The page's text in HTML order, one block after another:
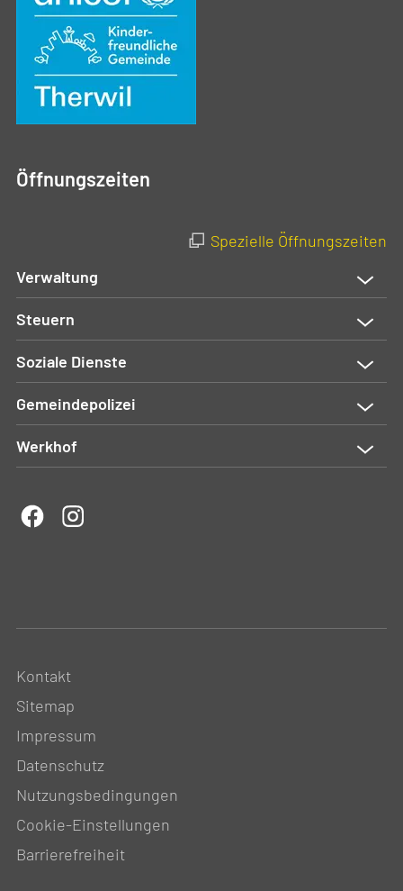
Öffnungszeiten
Spezielle Öffnungszeiten
Verwaltung
Steuern
Soziale Dienste
Gemeindepolizei
Werkhof
Kontakt
Sitemap
Impressum
Datenschutz
Nutzungsbedingungen
Cookie-Einstellungen
Barrierefreiheit